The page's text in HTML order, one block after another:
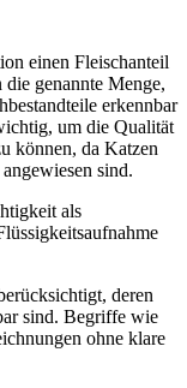
einen Fleischanteil
genannte Menge,
erkennbar
um die Qualität
können, da Katzen
sind.
als
deren
sind. Begriffe wie
ohne klare